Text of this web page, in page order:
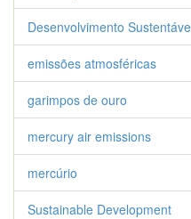
Desenvolvimento
emissões atmosféricas
garimpos de ouro
mercury air emissions
mercúrio
Sustainable Development